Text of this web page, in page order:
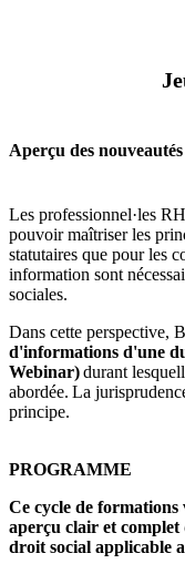
Aperçu des
Les professionnel·les
pouvoir maîtriser les
statutaires que pour les
information sont
sociales.
Dans cette perspective,
d'informations d'une
Webinar)durant
abordée. La
principe.
PROGRAMME
Ce cycle de
aperçu clair et complet
droit social applicable